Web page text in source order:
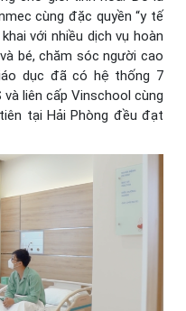
cùng đặc quyền “y tế
với nhiều dịch vụ hoàn
bé, chăm sóc người cao
dục đã có hệ thống 7
liên cấp Vinschool cùng
tại Hải Phòng đều đạt